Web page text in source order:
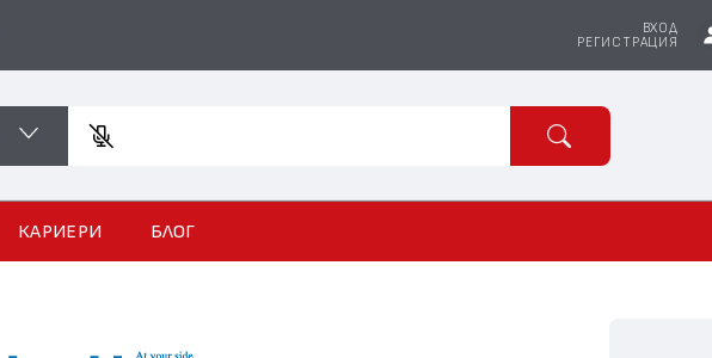
ВХОД
РЕГИСТРАЦИЯ
КАРИЕРИ БЛОГ